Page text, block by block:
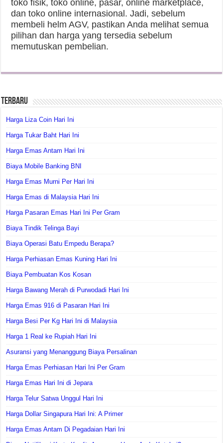
toko fisik, toko online, pasar, online marketplace,
dan toko online internasional. Jadi, sebelum
membeli helm AGV, pastikan Anda melihat semua
pilihan dan harga yang tersedia sebelum
memutuskan pembelian.
Terbaru
Harga Liza Coin Hari Ini
Harga Tukar Baht Hari Ini
Harga Emas Antam Hari Ini
Biaya Mobile Banking BNI
Harga Emas Murni Per Hari Ini
Harga Emas di Malaysia Hari Ini
Harga Pasaran Emas Hari Ini Per Gram
Biaya Tindik Telinga Bayi
Biaya Operasi Batu Empedu Berapa?
Harga Perhiasan Emas Kuning Hari Ini
Biaya Pembuatan Kos Kosan
Harga Bawang Merah di Purwodadi Hari Ini
Harga Emas 916 di Pasaran Hari Ini
Harga Besi Per Kg Hari Ini di Malaysia
Harga 1 Real ke Rupiah Hari Ini
Asuransi yang Menanggung Biaya Persalinan
Harga Emas Perhiasan Hari Ini Per Gram
Harga Emas Hari Ini di Jepara
Harga Telur Satwa Unggul Hari Ini
Harga Dollar Singapura Hari Ini: A Primer
Harga Emas Antam Di Pegadaian Hari Ini